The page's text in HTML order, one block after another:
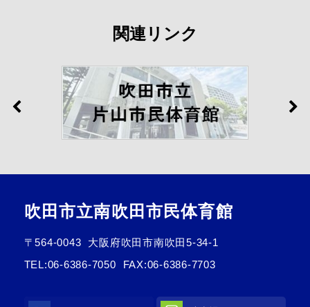
関連リンク
吹田市立南吹田市民体育館
〒564-0043
大阪府吹田市南吹田5-34-1
TEL:06-6386-7050 FAX:06-6386-7703